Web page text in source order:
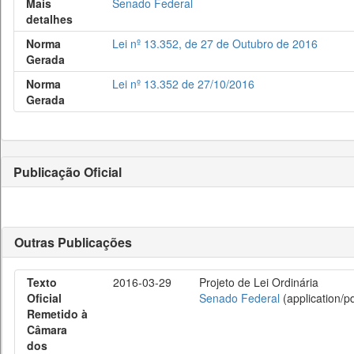
Mais
detalhes
Senado Federal
Norma
Gerada
Lei nº 13.352, de 27 de Outubro de 2016
Norma
Gerada
Lei nº 13.352 de 27/10/2016
Publicação Oficial
Outras Publicações
Texto
Oficial
Remetido à
Câmara
dos
2016-03-29
Projeto de Lei Ordinária
Senado Federal (application/